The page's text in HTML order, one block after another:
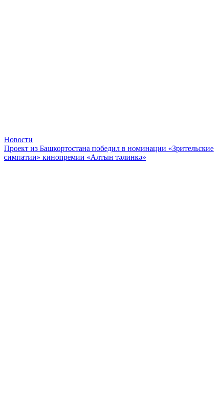
Новости
Проект из Башкортостана победил в номинации «Зрительские
симпатии» кинопремии «Алтын тәлинкә»